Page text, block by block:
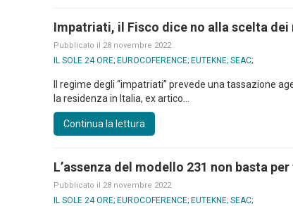
Impatriati, il Fisco dice no alla scelta
Pubblicato il 28 novembre 2022
IL SOLE 24 ORE; EUROCOFERENCE; EUTEKNE; SEAC;
Il regime degli “impatriati” prevede una tassazione
la residenza in Italia, ex artico...
Continua la lettura
L’assenza del modello 231 non basta
Pubblicato il 28 novembre 2022
IL SOLE 24 ORE; EUROCOFERENCE; EUTEKNE; SEAC;